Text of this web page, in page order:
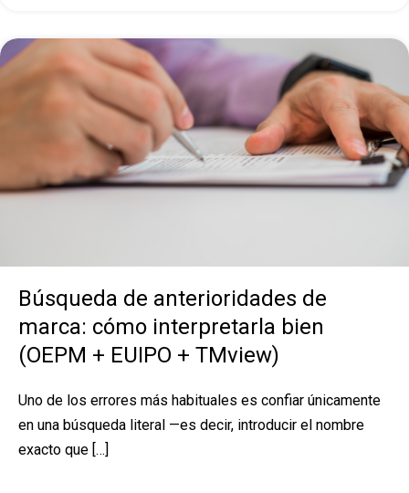
Búsqueda de anterioridades de
marca: cómo interpretarla bien
(OEPM + EUIPO + TMview)
Uno de los errores más habituales es confiar únicamente
en una búsqueda literal —es decir, introducir el nombre
exacto que […]